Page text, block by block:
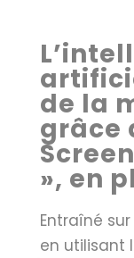
de la
grâce
», en
Entraîné
en utilisant